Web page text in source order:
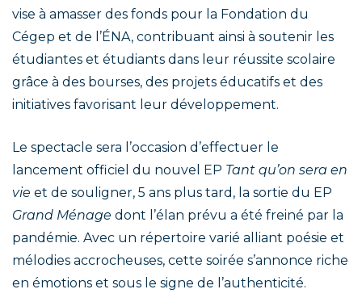
vise à amasser des fonds pour la Fondation du
Cégep et de l’ÉNA, contribuant ainsi à soutenir les
étudiantes et étudiants dans leur réussite scolaire
grâce à des bourses, des projets éducatifs et des
initiatives favorisant leur développement.
Le spectacle sera l’occasion d’effectuer le
lancement officiel du nouvel EP Tant qu’on sera en
vie et de souligner, 5 ans plus tard, la sortie du EP
Grand Ménage dont l’élan prévu a été freiné par la
pandémie. Avec un répertoire varié alliant poésie et
mélodies accrocheuses, cette soirée s’annonce riche
en émotions et sous le signe de l’authenticité.